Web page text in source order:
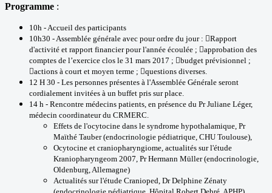
Programme :
10h - Accueil des participants
10h30 - Assemblée générale avec pour ordre du jour : Rapport
d'activité et rapport financier pour l'année écoulée ; approbation des
comptes de l’exercice clos le 31 mars 2017 ; budget prévisionnel ;
actions à court et moyen terme ; questions diverses.
12 H 30 - Les personnes présentes à l'Assemblée Générale seront
cordialement invitées à un buffet pris sur place.
14 h - Rencontre médecins patients, en présence du Pr Juliane Léger,
médecin coordinateur du CRMERC.
Effets de l'ocytocine dans le syndrome hypothalamique, Pr
Maïthé Tauber (endocrinologie pédiatrique, CHU Toulouse),
Ocytocine et craniopharyngiome, actualités sur l'étude
Kraniopharyngeom 2007, Pr Hermann Müller (endocrinologie,
Oldenburg, Allemagne)
Actualités sur l'étude Cranioped, Dr Delphine Zénaty